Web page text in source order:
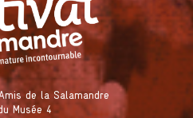
de la Salamandre
Musée 4